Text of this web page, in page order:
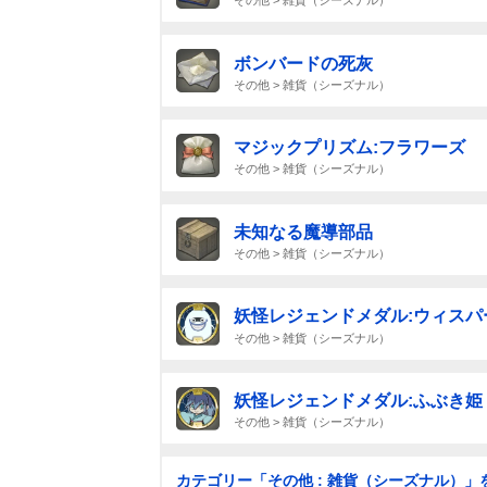
ボンバードの死灰
その他 > 雑貨（シーズナル）
マジックプリズム:フラワーズ
その他 > 雑貨（シーズナル）
未知なる魔導部品
その他 > 雑貨（シーズナル）
妖怪レジェンドメダル:ウィスパ
その他 > 雑貨（シーズナル）
妖怪レジェンドメダル:ふぶき姫
その他 > 雑貨（シーズナル）
カテゴリー「その他 : 雑貨（シーズナル）」